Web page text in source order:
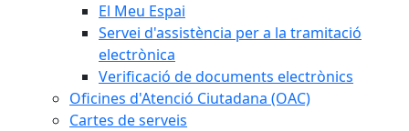
El Meu Espai
Servei d'assistència per a la tramitació
electrònica
Verificació de documents electrònics
Oficines d'Atenció Ciutadana (OAC)
Cartes de serveis